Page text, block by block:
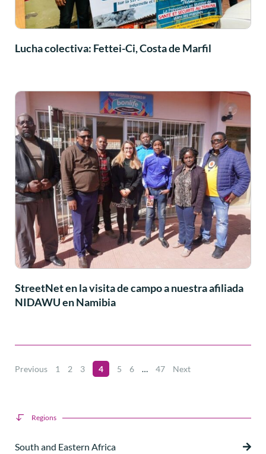
Lucha colectiva: Fettei-Ci, Costa de Marfil
StreetNet en la visita de campo a nuestra afiliada
NIDAWU en Namibia
Previous 1 2 3 4 5 6 … 47 Next
Regions
South and Eastern Africa